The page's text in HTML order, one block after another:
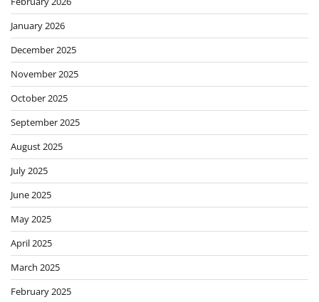
January 2026
December 2025
November 2025
October 2025
September 2025
August 2025
July 2025
June 2025
May 2025
April 2025
March 2025
February 2025